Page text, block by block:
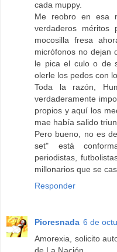
cada muppy.
Me reobro en esa
verdaderos méritos
mocosilla fresa
micrófonos no dejan
le pica el culo o de
olerle los pedos con
Toda la razón,
verdaderamente
propios y aquí los
mae había salido
Pero bueno, no es
set" está
periodistas,
millonarios que se
Responder
Pioresnada 6 de
Amorexia, solicito
de La Nación.